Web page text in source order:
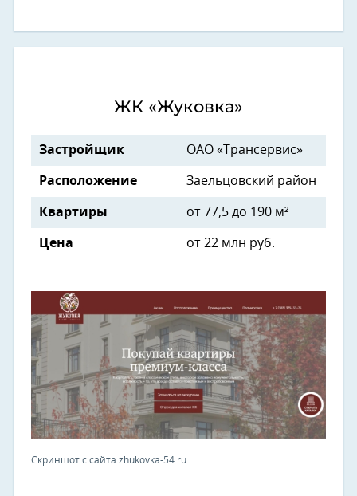
ЖК «Жуковка»
Застройщик ОАО «Трансервис»
Расположение Заельцовский район
Квартиры от 77,5 до 190 м²
Цена от 22 млн руб.
Скриншот с сайта zhukovka-54.ru